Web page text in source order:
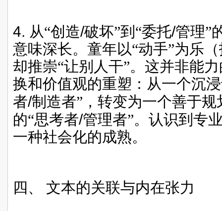
4. 从“创造/破坏”到“委托/管理”
意味深长。童年以“动手”为乐
却推崇“让别人干”。这并非能
换和价值观的重塑：从一个沉
者/制造者”，转变为一个善于
的“思考者/管理者”。认识到专
一种社会化的成熟。
四、 文本的关联与内在张力